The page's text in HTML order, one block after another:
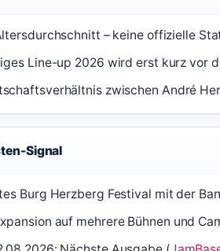
– keine offizielle
Line-up 2026 wird erst kurz vor
zwischen André
Signal
Burg Herzberg Festival mit der
auf mehrere Bühnen und